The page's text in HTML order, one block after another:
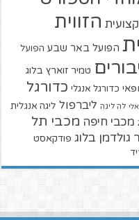
הזווית
הפועל באר שבע הפועל
טמיר זוארץ בלוג
כדורגל אנגלי כדורגל
לה ליגה ליברפול ליגה אנגלית
מכבי חיפה מכבי תל
גולדמן בלוג פודקאסט